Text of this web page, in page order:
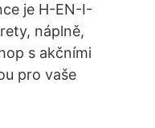
je H-EN-I-
náplně,
s akčními
pro vaše